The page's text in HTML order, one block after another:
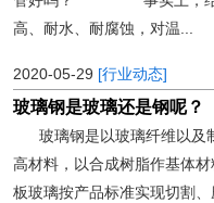
高、耐水、耐腐蚀，对温...
2020-05-29 [行业动态]
玻璃钢是玻璃还是钢呢？
玻璃钢是以玻璃纤维以及
高材料，以合成树脂作基体
板玻璃按产品标准实现切割